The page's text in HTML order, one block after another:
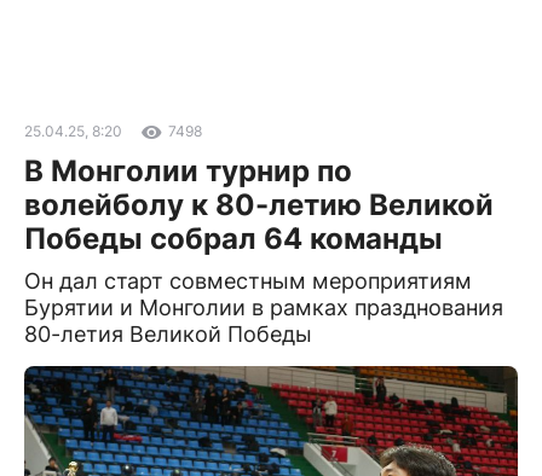
25.04.25, 8:20 7498
В Монголии турнир по
волейболу к 80-летию Великой
Победы собрал 64 команды
Он дал старт совместным мероприятиям
Бурятии и Монголии в рамках празднования
80-летия Великой Победы